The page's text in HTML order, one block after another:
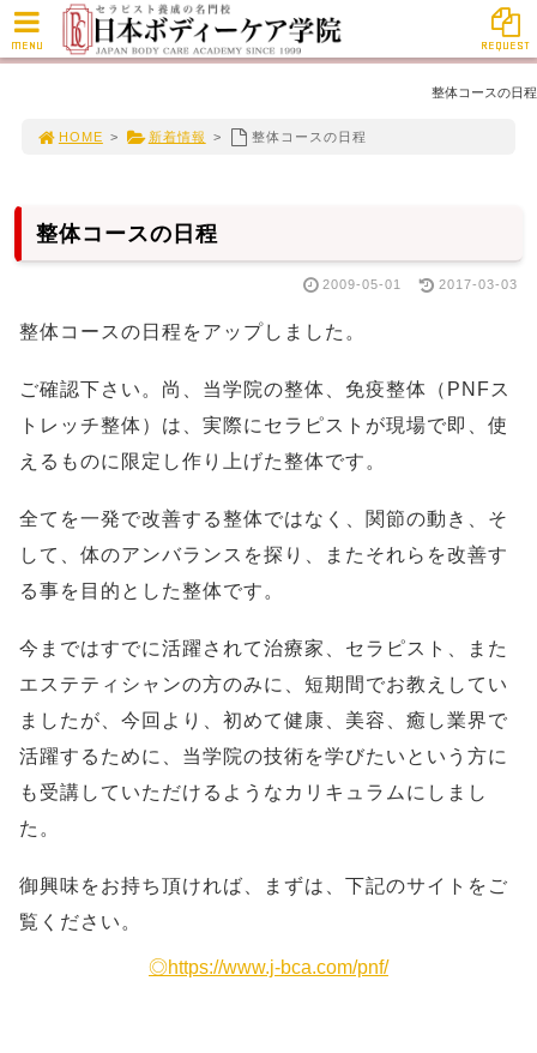
整体コースの日程
HOME > 新着情報 > 整体コースの日程
整体コースの日程
2009-05-01 2017-03-03
整体コースの日程をアップしました。
ご確認下さい。尚、当学院の整体、免疫整体（PNFス
トレッチ整体）は、実際にセラピストが現場で即、使
えるものに限定し作り上げた整体です。
全てを一発で改善する整体ではなく、関節の動き、そ
して、体のアンバランスを探り、またそれらを改善す
る事を目的とした整体です。
今まではすでに活躍されて治療家、セラピスト、また
エステティシャンの方のみに、短期間でお教えしてい
ましたが、今回より、初めて健康、美容、癒し業界で
活躍するために、当学院の技術を学びたいという方に
も受講していただけるようなカリキュラムにしまし
た。
御興味をお持ち頂ければ、まずは、下記のサイトをご
覧ください。
◎https://www.j-bca.com/pnf/
MENU REQUEST